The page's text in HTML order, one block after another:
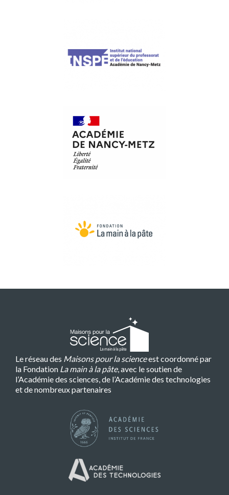
Le réseau des Maisons pour la scienceest coordonné par
la Fondation La main à la pâte, avec le soutien de
l’Académie des sciences, de l’Académie des technologies
et de nombreux partenaires